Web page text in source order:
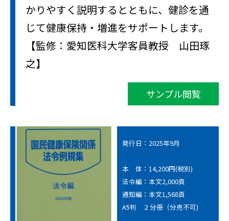
かりやすく説明するとともに、健診を通
じて健康保持・増進をサポートします。
【監修：愛知医科大学客員教授 山田琢
之】
サンプル閲覧
発行日：2025年9月
本 体：14,200円(税別)
法令編：本文2,000頁
通知編：本文1,568頁
A5判 ２分冊（分売不可)